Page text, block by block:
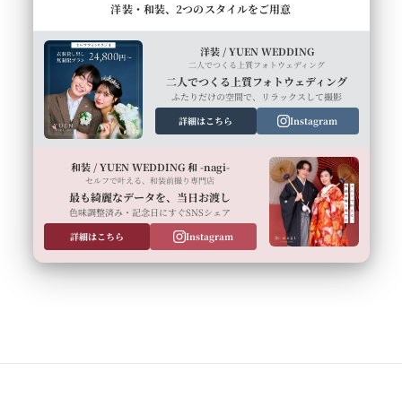
洋装・和装、2つのスタイルをご用意
洋装 / YUEN WEDDING
二人でつくる上質フォトウェディング
二人でつくる上質フォトウェディング
ふたりだけの空間で、リラックスして撮影
詳細はこちら
Instagram
和装 / YUEN WEDDING 和 -nagi-
セルフで叶える、和装前撮り専門店
最も綺麗なデータを、当日お渡し
色味調整済み・記念日にすぐSNSシェア
詳細はこちら
Instagram